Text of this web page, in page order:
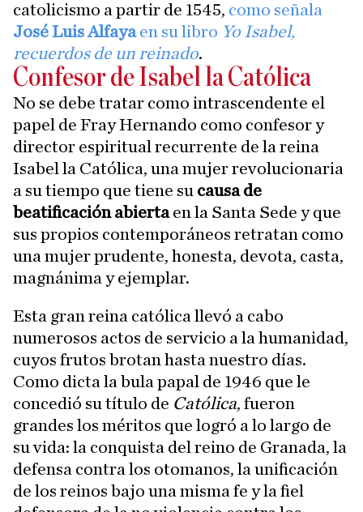
catolicismo a partir de 1545, como señala
José Luis Alfayaen su libro Yo Isabel,
recuerdos de un reinado.
Confesor de Isabel la Católica
No se debe tratar como intrascendente el
papel de Fray Hernando como confesor y
director espiritual recurrente de la reina
Isabel la Católica, una mujer revolucionaria
a su tiempo que tiene su causa de
beatificación abiertaen la Santa Sede y que
sus propios contemporáneos retratan como
una mujer prudente, honesta, devota, casta,
magnánima y ejemplar.
Esta gran reina católica llevó a cabo
numerosos actos de servicio a la humanidad,
cuyos frutos brotan hasta nuestro días.
Como dicta la bula papal de 1946 que le
concedió su título de Católica, fueron
grandes los méritos que logró a lo largo de
su vida: la conquista del reino de Granada, la
defensa contra los otomanos, la unificación
de los reinos bajo una misma fe y la fiel